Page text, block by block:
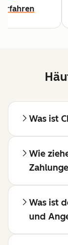
erfahren
Was ist
Wie
Was ist
und